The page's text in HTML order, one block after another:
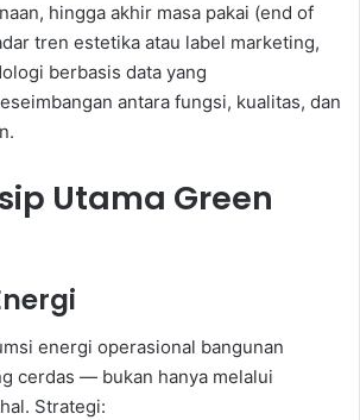
hingga akhir masa pakai (end of
tren estetika atau label marketing,
berbasis data yang
antara fungsi, kualitas, dan
Utama Green
energi operasional bangunan
cerdas — bukan hanya melalui
Strategi: